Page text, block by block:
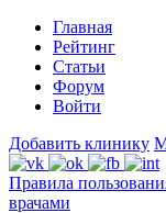
Главная
Рейтинг
Статьи
Форум
Войти
Добавить клинику
Правила
врачами